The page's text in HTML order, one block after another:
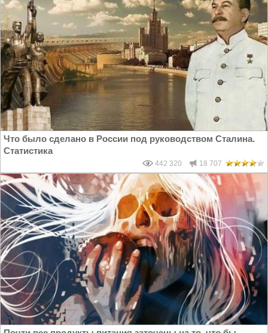
Что было сделано в России под руководством Сталина.
Статистика
442 320 18 707